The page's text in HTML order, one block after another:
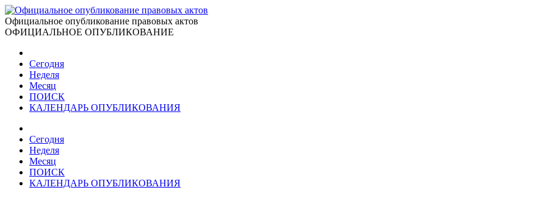
Официальное опубликование правовых актов
ОФИЦИАЛЬНОЕ ОПУБЛИКОВАНИЕ
Сегодня
Неделя
Месяц
ПОИСК
КАЛЕНДАРЬ ОПУБЛИКОВАНИЯ
Сегодня
Неделя
Месяц
ПОИСК
КАЛЕНДАРЬ ОПУБЛИКОВАНИЯ